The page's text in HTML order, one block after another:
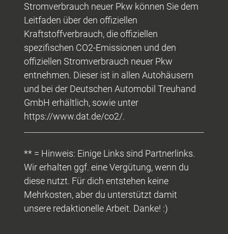
Stromverbrauch neuer Pkw können Sie dem
Leitfaden über den offiziellen
Kraftstoffverbrauch, die offiziellen
spezifischen CO2-Emissionen und den
offiziellen Stromverbrauch neuer Pkw
entnehmen. Dieser ist in allen Autohäusern
und bei der Deutschen Automobil Treuhand
GmbH erhältlich, sowie unter
https://www.dat.de/co2/.
** = Hinweis: Einige Links sind Partnerlinks.
Wir erhalten ggf. eine Vergütung, wenn du
diese nutzt. Für dich entstehen keine
Mehrkosten, aber du unterstützt damit
unsere redaktionelle Arbeit. Danke! :)